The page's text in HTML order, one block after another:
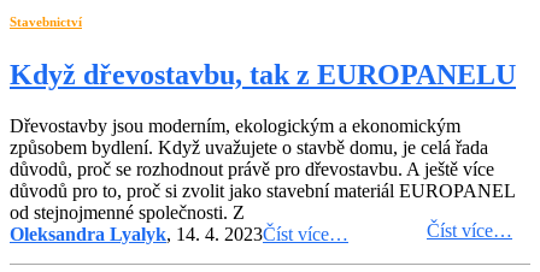
Stavebnictví
Když dřevostavbu, tak z EUROPANELU
Dřevostavby jsou moderním, ekologickým a ekonomickým
způsobem bydlení. Když uvažujete o stavbě domu, je celá řada
důvodů, proč se rozhodnout právě pro dřevostavbu. A ještě více
důvodů pro to, proč si zvolit jako stavební materiál EUROPANEL
od stejnojmenné společnosti. Z
Číst více…
Oleksandra Lyalyk, 14. 4. 2023Číst více…